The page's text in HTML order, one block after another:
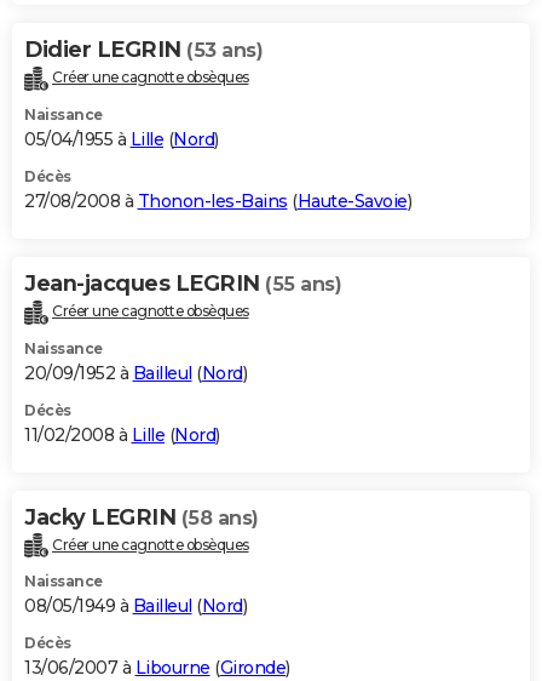
Didier LEGRIN (53 ans)
Créer une cagnotte obsèques
Naissance
05/04/1955 à Lille (Nord)
Décès
27/08/2008 à Thonon-les-Bains (Haute-Savoie)
Jean-jacques LEGRIN (55 ans)
Créer une cagnotte obsèques
Naissance
20/09/1952 à Bailleul (Nord)
Décès
11/02/2008 à Lille (Nord)
Jacky LEGRIN (58 ans)
Créer une cagnotte obsèques
Naissance
08/05/1949 à Bailleul (Nord)
Décès
13/06/2007 à Libourne (Gironde)